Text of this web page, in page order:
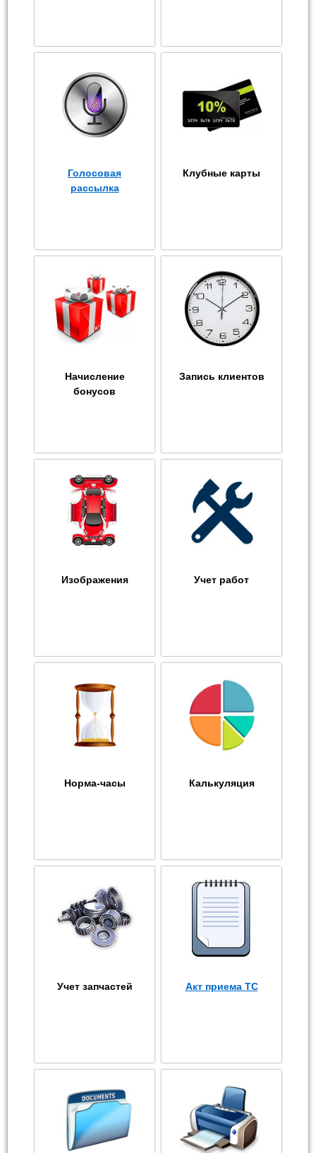
Голосовая
рассылка
Клубные карты
Начисление
бонусов
Запись клиентов
Изображения Учет работ
Норма-часы Калькуляция
Учет запчастей Акт приема ТС